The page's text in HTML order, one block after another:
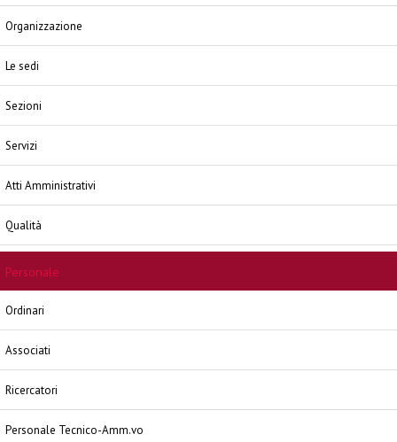
Organizzazione
Le sedi
Sezioni
Servizi
Atti Amministrativi
Qualità
Personale
Ordinari
Associati
Ricercatori
Personale Tecnico-Amm.vo